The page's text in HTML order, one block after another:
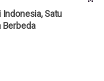
Indonesia, Satu
Berbeda